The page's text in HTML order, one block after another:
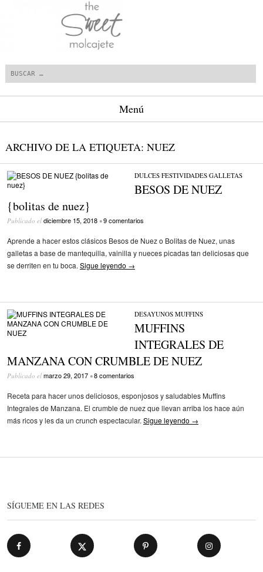
Menú
ARCHIVO DE LA ETIQUETA: NUEZ
DULCES/FESTIVIDADES/GALLETAS
BESOS DE NUEZ
{bolitas de nuez}
Publicado el diciembre 15, 2018 •9 comentarios
Aprende a hacer estos clásicos Besos de Nuez o Bolitas de Nuez, unas
galletas a base de mantequilla, vainilla y nueces picadas tan deliciosas que
se derriten en tu boca. Sigue leyendo →
DESAYUNOS/MUFFINS
MUFFINS
INTEGRALES DE
MANZANA CON CRUMBLE DE NUEZ
Publicado el marzo 29, 2017 •8 comentarios
Receta para hacer unos deliciosos, esponjosos y saludables Muffins
Integrales de Manzana. El crumble de nuez que llevan arriba los hace aún
más ricos y les da un crunch espectacular.Sigue leyendo →
SÍGUEME EN LAS REDES